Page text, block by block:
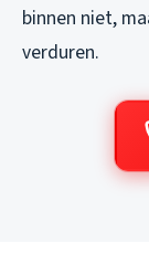
binnen niet,
verduren.